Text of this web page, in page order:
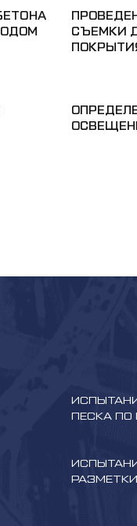
СЪЕМКИ
ПЕСКА ПО
РАЗМЕТКИ